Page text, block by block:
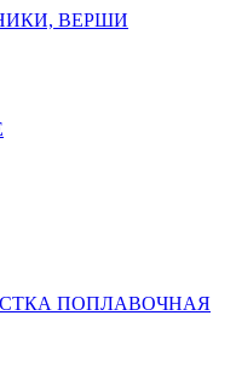
ВЕРШИ
ПОПЛАВОЧНАЯ